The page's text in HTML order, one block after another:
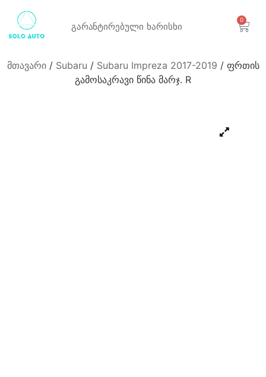
გარანტირებული ხარისხი
0
მთავარი/ Subaru / Subaru Impreza 2017-2019 / ფრთის
გამოსაკრავი წინა მარჯ. R